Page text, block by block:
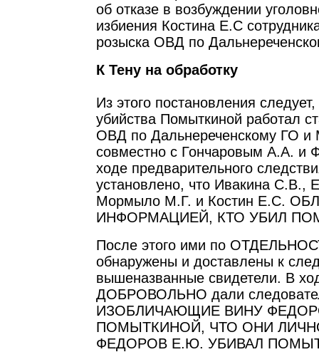
об отказе в возбуждении
избиения Костина Е.С
розыска ОВД по
К Тену на обработку
Из этого постановления
убийства Помыткиной работал
ОВД по Дальнереченскому ГО
совместно с Гончаровым А.А. и
ходе предварительного
установлено, что Ивакина С.В.,
Мормыло М.Г. и Костин Е.С.
ИНФОРМАЦИЕЙ, КТО УБИЛ
После этого ими по
обнаружены и доставлены к
вышеназванные свидетели. В
ДОБРОВОЛЬНО дали
ИЗОБЛИЧАЮЩИЕ ВИНУ
ПОМЫТКИНОЙ, ЧТО ОНИ
ФЕДОРОВ Е.Ю. УБИВАЛ